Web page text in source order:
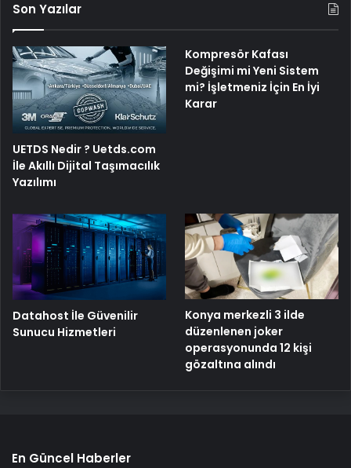
Son Yazılar
UETDS Nedir ? Uetds.com
İle Akıllı Dijital Taşımacılık
Yazılımı
Kompresör Kafası
Değişimi mi Yeni Sistem
mi? İşletmeniz İçin En İyi
Karar
Datahost İle Güvenilir
Sunucu Hizmetleri
Konya merkezli 3 ilde
düzenlenen joker
operasyonunda 12 kişi
gözaltına alındı
En Güncel Haberler